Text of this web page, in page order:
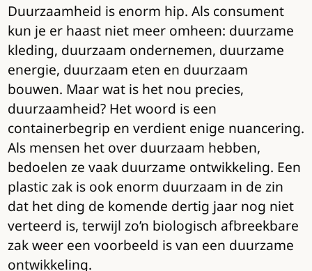
Duurzaamheid is enorm hip. Als consument
kun je er haast niet meer omheen: duurzame
kleding, duurzaam ondernemen, duurzame
energie, duurzaam eten en duurzaam
bouwen. Maar wat is het nou precies,
duurzaamheid? Het woord is een
containerbegrip en verdient enige nuancering.
Als mensen het over duurzaam hebben,
bedoelen ze vaak duurzame ontwikkeling. Een
plastic zak is ook enorm duurzaam in de zin
dat het ding de komende dertig jaar nog niet
verteerd is, terwijl zo’n biologisch afbreekbare
zak weer een voorbeeld is van een duurzame
ontwikkeling.